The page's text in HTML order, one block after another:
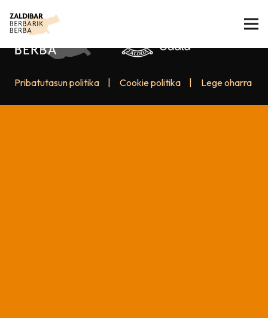
Pribatutasun politika Cookie politika Lege oharra